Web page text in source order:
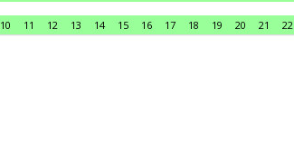
10 11 12 13 14 15 16 17 18 19 20 21 22